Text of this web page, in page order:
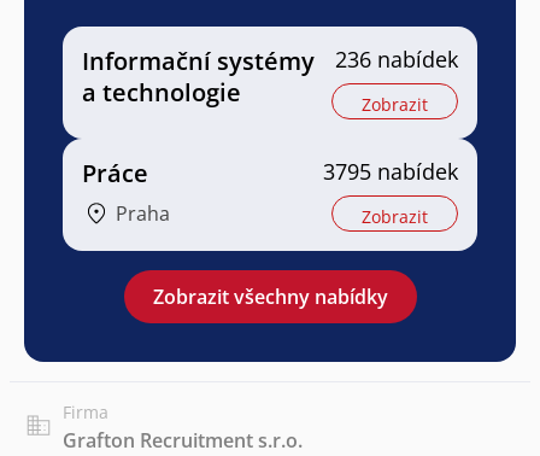
Informační systémy
a technologie
236 nabídek
Zobrazit
Práce
Praha
3795 nabídek
Zobrazit
Zobrazit všechny nabídky
Firma
Grafton Recruitment s.r.o.